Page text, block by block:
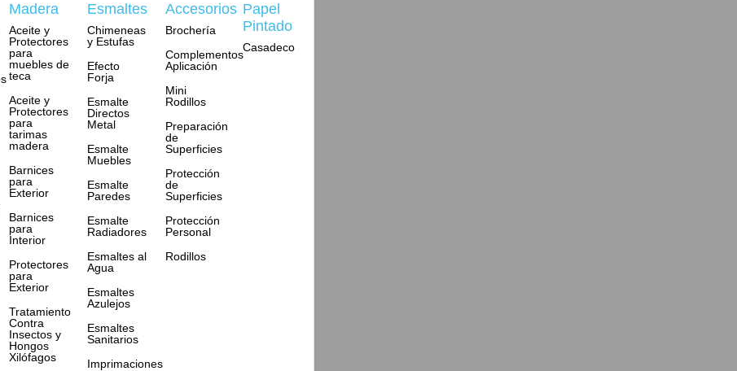
Madera
Aceite y
Protectores
para
muebles de
teca
Aceite y
Protectores
para
tarimas
madera
Barnices
para
Exterior
Barnices
para
Interior
Protectores
para
Exterior
Tratamiento
Contra
Insectos y
Hongos
Xilófagos
Esmaltes
Chimeneas
y Estufas
Efecto
Forja
Esmalte
Directos
Metal
Esmalte
Muebles
Esmalte
Paredes
Esmalte
Radiadores
Esmaltes al
Agua
Esmaltes
Azulejos
Esmaltes
Sanitarios
Imprimaciones
Accesorios
Brochería
Complementos
Aplicación
Mini
Rodillos
Preparación
de
Superficies
Protección
de
Superficies
Protección
Personal
Rodillos
Papel
Pintado
Casadeco